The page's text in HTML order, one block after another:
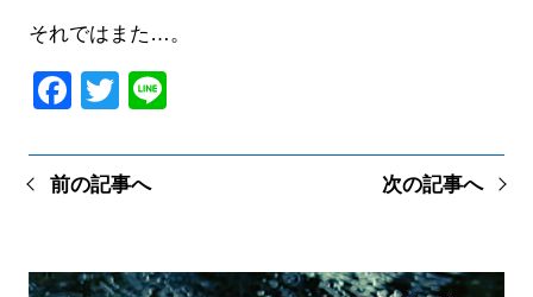
それではまた…。
Facebook
Twitter
前の記事へ 次の記事へ